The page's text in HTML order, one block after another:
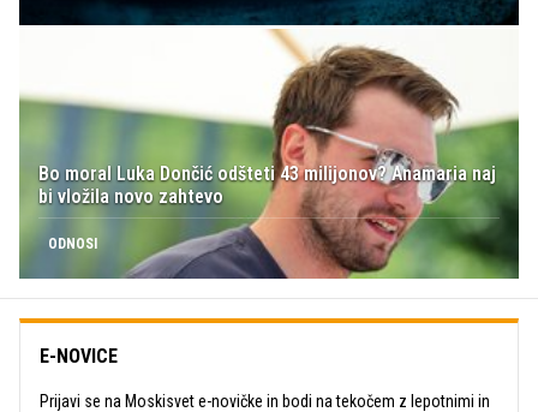
Bo moral Luka Dončić odšteti 43 milijonov? Anamaria naj
bi vložila novo zahtevo
ODNOSI
E-NOVICE
Prijavi se na Moskisvet e-novičke in bodi na tekočem z lepotnimi in